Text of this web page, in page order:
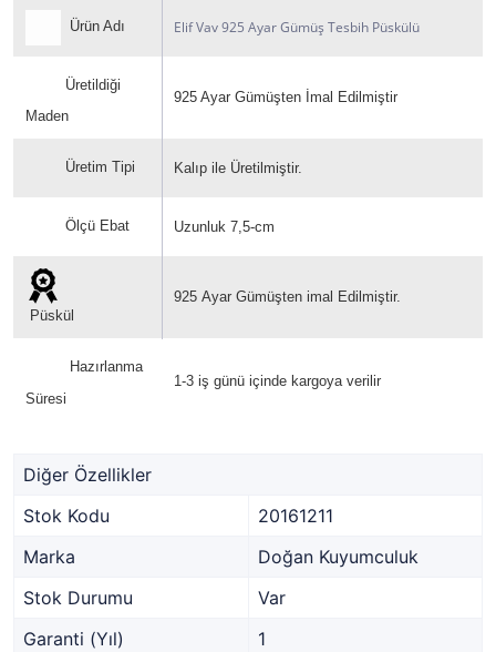
Ürün Adı Elif Vav 925 Ayar Gümüş Tesbih Püskülü
Üretildiği
Maden
925 Ayar Gümüşten İmal Edilmiştir
Üretim Tipi Kalıp ile Üretilmiştir.
Ölçü Ebat Uzunluk 7,5-cm
Püskül
925 Ayar Gümüşten imal Edilmiştir.
Hazırlanma
Süresi
1-3 iş günü içinde kargoya verilir
Diğer Özellikler
Stok Kodu
20161211
Marka
Doğan Kuyumculuk
Stok Durumu
Var
Garanti (Yıl)
1